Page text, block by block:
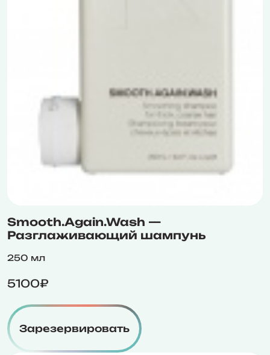
Smooth.Again.Wash —
Разглаживающий шампунь
250 мл
5100₽
Зарезервировать